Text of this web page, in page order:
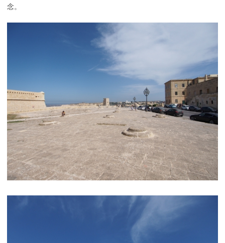
念。